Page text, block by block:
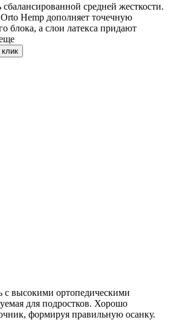
средней жесткости.
Hemp дополняет точечную
блока, а слои латекса придают
с высокими ортопедическими
для подростков. Хорошо
формируя правильную осанку.